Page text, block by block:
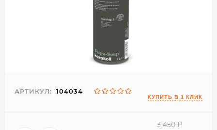
АРТИКУЛ: 104034
3 450 ₽